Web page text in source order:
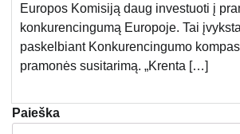
Europos Komisiją daug investuoti į
konkurencingumą Europoje. Tai
paskelbiant Konkurencingumo
pramonės susitarimą. „Krenta […]
Paieška